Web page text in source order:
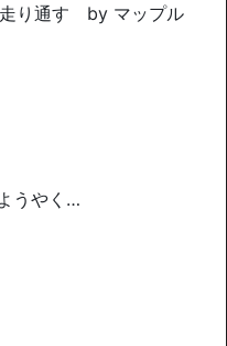
走り通す by マップル
うやく…